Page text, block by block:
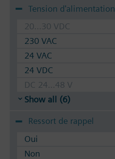
Tension d'alimentation
20...30 VDC
230 VAC
24 VAC
24 VDC
DC 24...48 V
Show all (6)
Ressort de rappel
Oui
Non